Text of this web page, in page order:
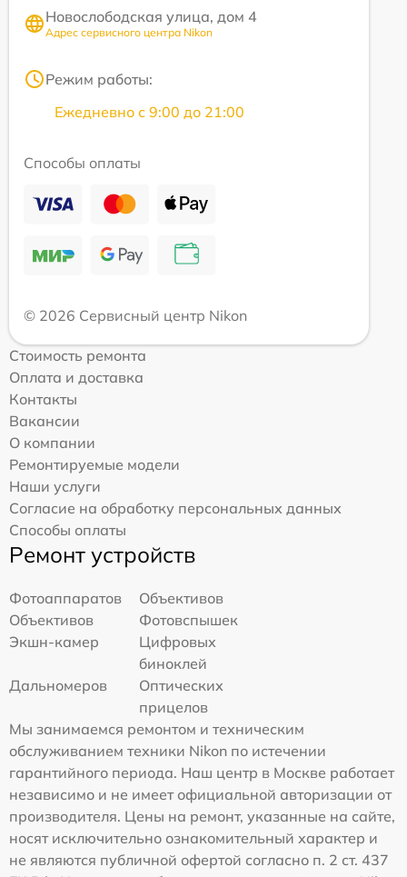
Новослободская улица, дом 4
Адрес сервисного центра Nikon
Режим работы:
Ежедневно с 9:00 до 21:00
Способы оплаты
© 2026 Сервисный центр Nikon
Стоимость ремонта
Оплата и доставка
Контакты
Вакансии
О компании
Ремонтируемые модели
Наши услуги
Согласие на обработку персональных данных
Способы оплаты
Ремонт устройств
Фотоаппаратов
Объективов
Объективов
Фотовспышек
Экшн-камер
Цифровых
биноклей
Дальномеров
Оптических
прицелов
Мы занимаемся ремонтом и техническим
обслуживанием техники Nikon по истечении
гарантийного периода. Наш центр в Москве работает
независимо и не имеет официальной авторизации от
производителя. Цены на ремонт, указанные на сайте,
носят исключительно ознакомительный характер и
не являются публичной офертой согласно п. 2 ст. 437